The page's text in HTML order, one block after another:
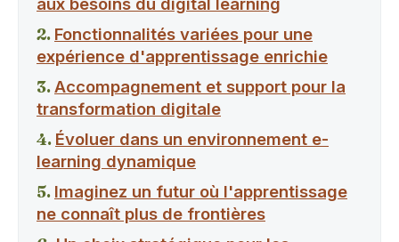
Fonctionnalités variées pour une
expérience d'apprentissage enrichie
Accompagnement et support pour la
transformation digitale
Évoluer dans un environnement e-
learning dynamique
Imaginez un futur où l'apprentissage
ne connaît plus de frontières